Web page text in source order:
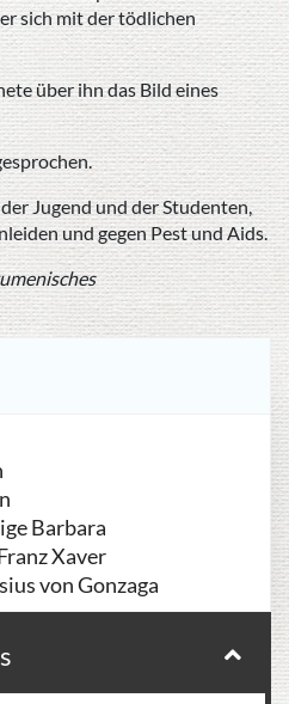
sich mit der tödlichen
über ihn das Bild eines
Jugend und der Studenten,
und gegen Pest und Aids.
Barbara
Xaver
von Gonzaga